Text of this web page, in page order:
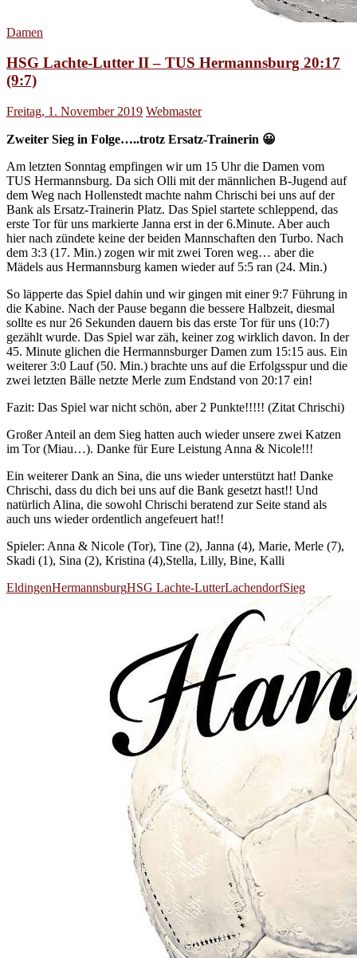
Damen
HSG Lachte-Lutter II – TUS Hermannsburg 20:17
(9:7)
Freitag, 1. November 2019 Webmaster
Zweiter Sieg in Folge…..trotz Ersatz-Trainerin 😀
Am letzten Sonntag empfingen wir um 15 Uhr die Damen vom
TUS Hermannsburg. Da sich Olli mit der männlichen B-Jugend auf
dem Weg nach Hollenstedt machte nahm Chrischi bei uns auf der
Bank als Ersatz-Trainerin Platz. Das Spiel startete schleppend, das
erste Tor für uns markierte Janna erst in der 6.Minute. Aber auch
hier nach zündete keine der beiden Mannschaften den Turbo. Nach
dem 3:3 (17. Min.) zogen wir mit zwei Toren weg… aber die
Mädels aus Hermannsburg kamen wieder auf 5:5 ran (24. Min.)
So läpperte das Spiel dahin und wir gingen mit einer 9:7 Führung in
die Kabine. Nach der Pause begann die bessere Halbzeit, diesmal
sollte es nur 26 Sekunden dauern bis das erste Tor für uns (10:7)
gezählt wurde. Das Spiel war zäh, keiner zog wirklich davon. In der
45. Minute glichen die Hermannsburger Damen zum 15:15 aus. Ein
weiterer 3:0 Lauf (50. Min.) brachte uns auf die Erfolgsspur und die
zwei letzten Bälle netzte Merle zum Endstand von 20:17 ein!
Fazit: Das Spiel war nicht schön, aber 2 Punkte!!!!! (Zitat Chrischi)
Großer Anteil an dem Sieg hatten auch wieder unsere zwei Katzen
im Tor (Miau…). Danke für Eure Leistung Anna & Nicole!!!
Ein weiterer Dank an Sina, die uns wieder unterstützt hat! Danke
Chrischi, dass du dich bei uns auf die Bank gesetzt hast!! Und
natürlich Alina, die sowohl Chrischi beratend zur Seite stand als
auch uns wieder ordentlich angefeuert hat!!
Spieler: Anna & Nicole (Tor), Tine (2), Janna (4), Marie, Merle (7),
Skadi (1), Sina (2), Kristina (4),Stella, Lilly, Bine, Kalli
EldingenHermannsburgHSG Lachte-LutterLachendorfSieg